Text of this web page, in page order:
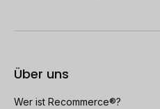
Über uns
Wer ist Recommerce®?